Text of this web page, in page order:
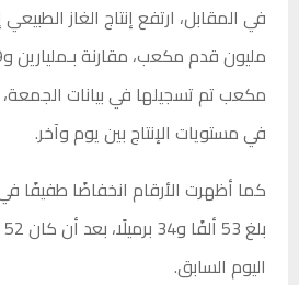
مكعب تم تسجيلها في بيانات
في مستويات الإنتاج بين يوم وآخر.
كما أظهرت الأرقام انخفاضًا طفيفًا
اليوم السابق.